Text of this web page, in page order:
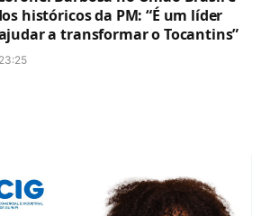
históricos da PM: “É um líder
a transformar o Tocantins”